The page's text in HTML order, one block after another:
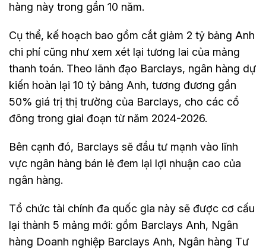
hàng này trong gần 10 năm.
Cụ thể, kế hoạch bao gồm cắt giảm 2 tỷ bảng Anh
chi phí cũng như xem xét lại tương lai của mảng
thanh toán. Theo lãnh đạo Barclays, ngân hàng dự
kiến hoàn lại 10 tỷ bảng Anh, tương đương gần
50% giá trị thị trường của Barclays, cho các cổ
đông trong giai đoạn từ năm 2024-2026.
Bên cạnh đó, Barclays sẽ đầu tư mạnh vào lĩnh
vực ngân hàng bán lẻ đem lại lợi nhuận cao của
ngân hàng.
Tổ chức tài chính đa quốc gia này sẽ được cơ cấu
lại thành 5 mảng mới: gồm Barclays Anh, Ngân
hàng Doanh nghiệp Barclays Anh, Ngân hàng Tư